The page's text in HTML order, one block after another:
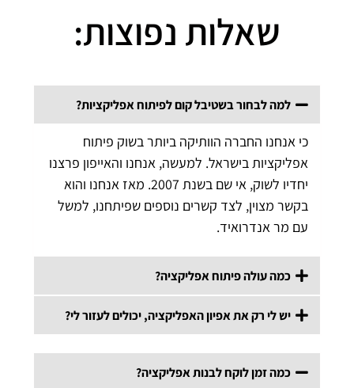
שאלות נפוצות:
למה לבחור בשטיבל קום לפיתוח אפליקציות?
כי אנחנו החברה הוותיקה ביותר בשוק פיתוח
אפליקציות בישראל. למעשה, אנחנו והאייפון פרצנו
יחדיו לשוק, אי שם בשנת 2007. מאז אנחנו והוא
בקשר מצוין, לצד קשרים נוספים שפיתחנו, למשל
עם מר אנדרואיד.
כמה עולה פיתוח אפליקציה?
יש לי רק את אפיון האפליקציה, יכולים לעזור לי?
כמה זמן לוקח לבנות אפליקציה?